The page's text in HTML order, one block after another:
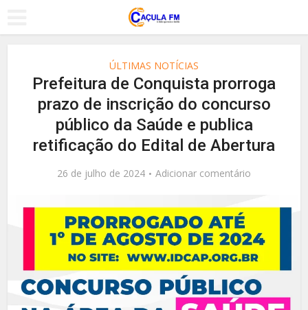
ÚLTIMAS NOTÍCIAS
Prefeitura de Conquista prorroga
prazo de inscrição do concurso
público da Saúde e publica
retificação do Edital de Abertura
26 de julho de 2024 Adicionar comentário